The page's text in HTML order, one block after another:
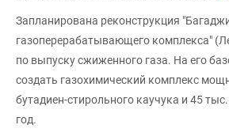
Запланирована реконструкция
газоперерабатывающего комплекса"
по выпуску сжиженного газа. На его
создать газохимический комплекс
бутадиен-стирольного каучука и 45
год.